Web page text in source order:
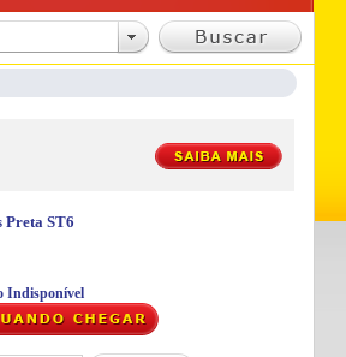
ST6
Indisponível